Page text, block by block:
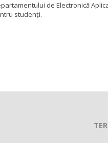
de Electronică
studenți.